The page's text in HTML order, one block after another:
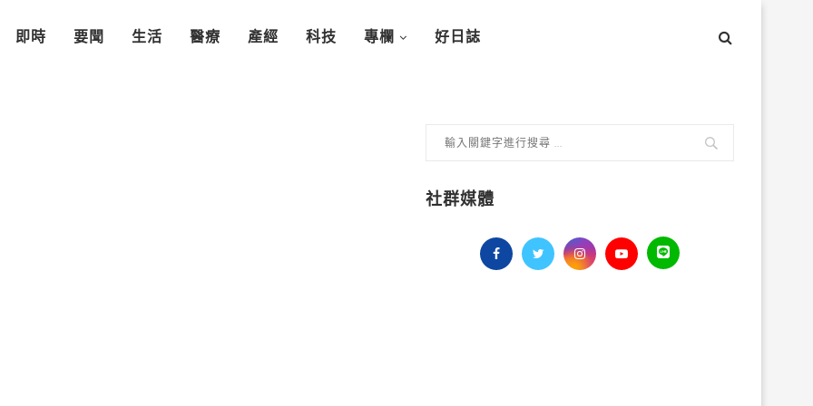
即時 要聞 生活 醫療 產經 科技 專欄 好日誌
社群媒體